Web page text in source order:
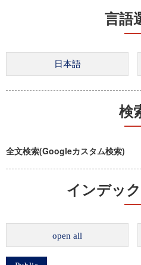
言語
検
全文検索(Googleカスタム検索)
インデッ
open all